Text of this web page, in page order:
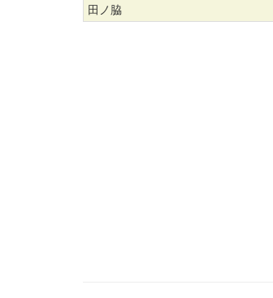
田ノ脇